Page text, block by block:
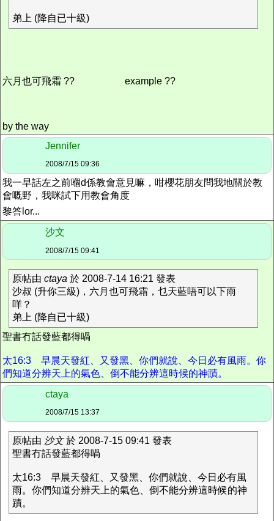
弟上 (降自已十級)
六月也可飛霜 ?? example ??
by the way
Jennifer
2008/7/15 09:36
我一早話左之前嗰d係教會意見嘛，咁櫻花朋友問我地關於教
會嘅野，我咪試下用教會角度
黎答lor...
沙文
2008/7/15 09:41
原帖由 ctaya 於 2008-7-14 16:21 發表
沙叔 (升你三級)，六月也可飛霜，乜天藍唔可以下雨
咩？
弟上 (降自已十級)
聖書冇話發藍都得喎
太16:3 早晨天發紅、又發黑、你們就說、今日必有風雨。你
們知道分辨天上的氣色、倒不能分辨這時候的神蹟。
ctaya
2008/7/15 13:37
原帖由 沙文於 2008-7-15 09:41 發表
聖書冇話發藍都得喎
太16:3 早晨天發紅、又發黑、你們就說、今日必有風
雨。你們知道分辨天上的氣色、倒不能分辨這時候的神
蹟。